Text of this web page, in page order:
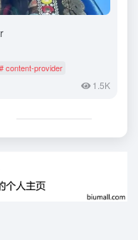
# content-provider
1.5K